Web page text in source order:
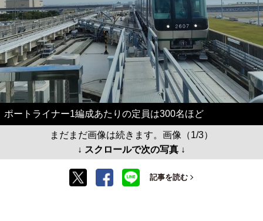
ポートライナー1編成あたりの定員は300名ほど
まだまだ画像は続きます。画像（1/3）
↓ スクロールで次の写真 ↓
記事を読む